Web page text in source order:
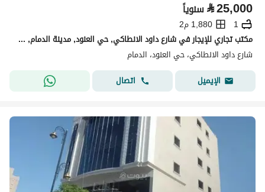
⃁25,000 سنوياً
1
1,880 م2
مكتب تجاري للإيجار في شارع داود الانطاكي, حي العنود, مدينة الدمام, المنطقة الشرقية
شارع داود الانطاكي، حي العنود، الدمام
الإيميل
اتصال